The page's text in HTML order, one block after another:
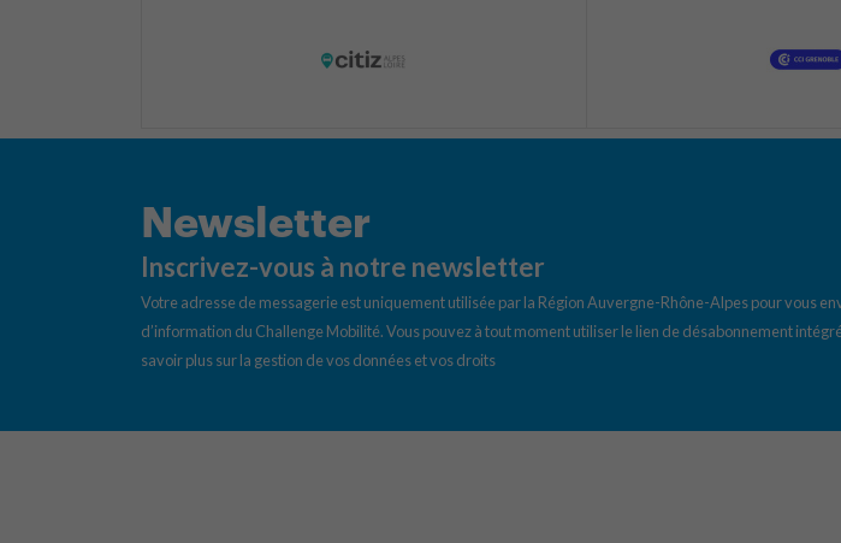
Newsletter
Inscrivez-vous à notre newsletter
Votre adresse de messagerie est uniquement utilisée par la Région Auvergne-Rhône-Alpes pour vous
d’information du Challenge Mobilité. Vous pouvez à tout moment utiliser le lien de désabonnement
savoir plus sur la gestion de vos données et vos droits